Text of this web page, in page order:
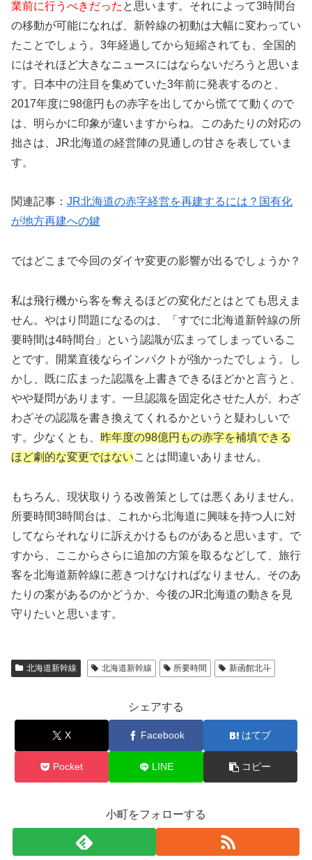
業前に行うべきだった と思います。それによって3時間台
の移動が可能になれば、新幹線の初動は大幅に変わってい
たことでしょう。3年経過してから短縮されても、全国的
にはそれほど大きなニュースにはならないだろうと思いま
す。日本中の注目を集めていた3年前に発表するのと、
2017年度に98億円もの赤字を出してから慌てて動くので
は、明らかに印象が違いますからね。このあたりの対応の
拙さは、JR北海道の経営陣の見通しの甘さを表していま
す。
関連記事： JR北海道の赤字経営を再建するには？国有化
が地方再建への鍵
ではどこまで今回のダイヤ変更の影響が出るでしょうか？
私は飛行機から客を奪えるほどの変化だとはとても思えま
せん。やはり問題になるのは、「すでに北海道新幹線の所
要時間は4時間台」という認識が広まってしまっているこ
とです。開業直後ならインパクトが強かったでしょう。し
かし、既に広まった認識を上書きできるほどかと言うと、
やや疑問があります。一旦認識を固定化させた人が、わざ
わざその認識を書き換えてくれるかというと疑わしいで
す。少なくとも、 昨年度の98億円もの赤字を補填できる
ほど劇的な変更ではないことは間違いありません。
もちろん、現状取りうる改善策としては悪くありません。
所要時間3時間台は、これから北海道に興味を持つ人に対
してならそれなりに訴えかけるものがあると思います。で
すから、ここからさらに追加の方策を取るなどして、旅行
客を北海道新幹線に惹きつけなければなりません。そのあ
たりの案があるのかどうか、今後のJR北海道の動きを見
守りたいと思います。
北海道新幹線 北海道新幹線 所要時間 新函館北斗
シェアする
X Facebook はてブ
Pocket LINE コピー
小町をフォローする